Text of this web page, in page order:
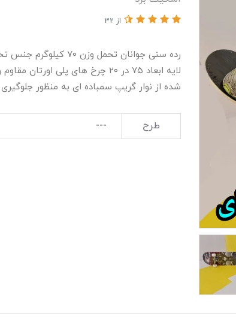
از 32
لایه ابعاد ۷۵ در ۲۰ چرخ های
شده از نوار گریپ سمباده ای به منظور
طرح